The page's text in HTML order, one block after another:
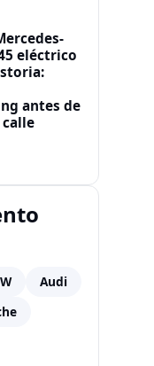
eléctrico
antes de
Audi